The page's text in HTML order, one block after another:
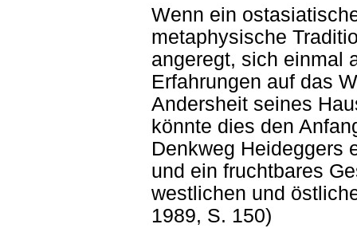
Wenn ein
metaphysische
angeregt, sich einmal
Erfahrungen auf das
Andersheit seines
könnte dies den
Denkweg Heideggers
und ein fruchtbares
westlichen und
1989, S. 150)